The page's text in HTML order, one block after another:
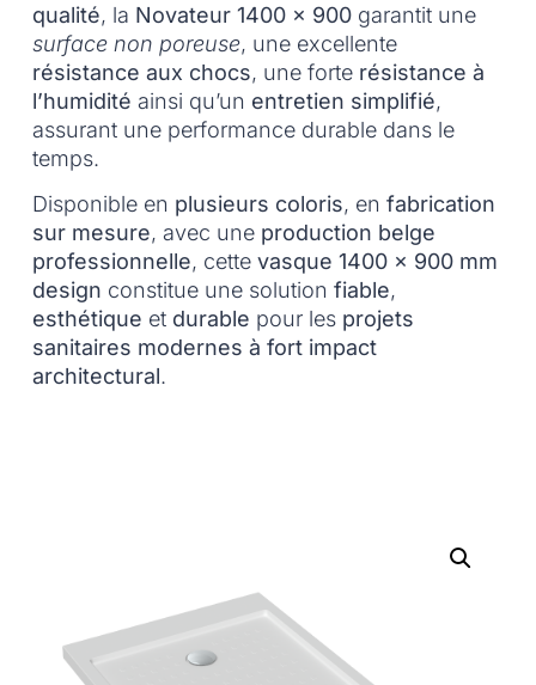
qualité, la Novateur 1400 x 900garantit une
surface non poreuse, une excellente
résistance aux chocs, une forte résistance à
l’humidité ainsi qu’un entretien simplifié,
assurant une performance durable dans le
temps.
Disponible en plusieurs coloris, en fabrication
sur mesure, avec une production belge
professionnelle, cette vasque 1400 x 900 mm
design constitue une solution fiable,
esthétique et durable pour les projets
sanitaires modernes à fort impact
architectural.